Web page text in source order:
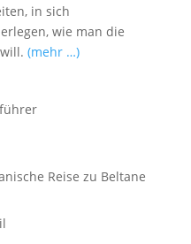
in sich
wie man die
(mehr …)
Reise zu Beltane